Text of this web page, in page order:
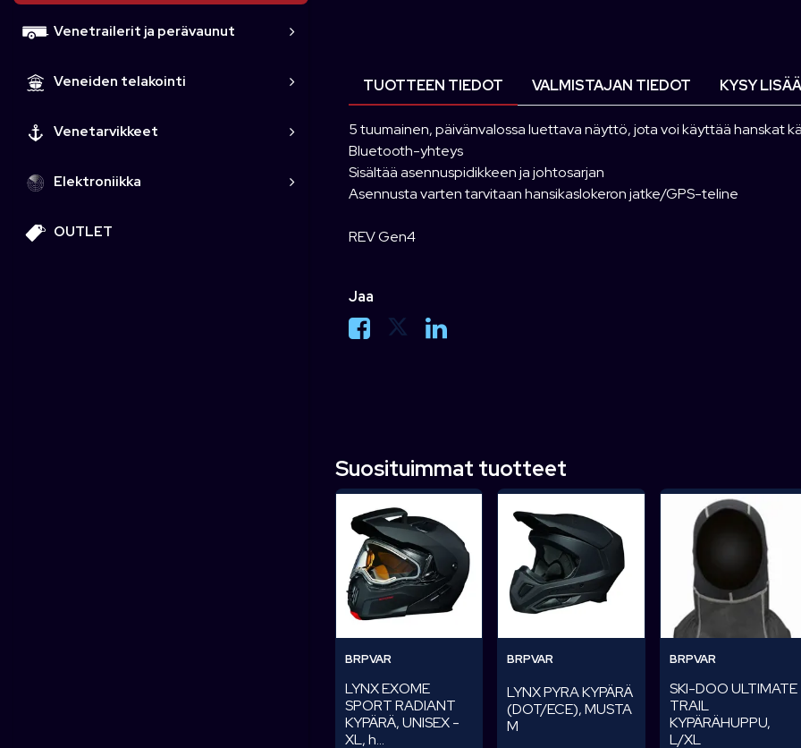
Venetrailerit ja perävaunut
Veneiden telakointi
Venetarvikkeet
Elektroniikka
OUTLET
TUOTTEEN TIEDOT VALMISTAJAN TIEDOT KYSY LISÄÄ
5 tuumainen, päivänvalossa luettava näyttö, jota voi käyttää hanskat
Bluetooth-yhteys
Sisältää asennuspidikkeen ja johtosarjan
Asennusta varten tarvitaan hansikaslokeron jatke/GPS-teline
REV Gen4
Jaa
Suosituimmat tuotteet
BRPVAR
LYNX EXOME
SPORT RADIANT
KYPÄRÄ, UNISEX -
XL, h...
BRPVAR
LYNX PYRA KYPÄRÄ
(DOT/ECE), MUSTA
M
BRPVAR
SKI-DOO ULTIMATE
TRAIL
KYPÄRÄHUPPU,
L/XL